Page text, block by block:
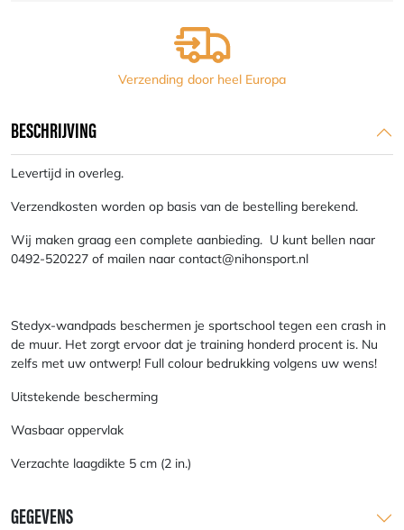
Verzending door heel Europa
BESCHRIJVING
Levertijd in overleg.
Verzendkosten worden op basis van de bestelling berekend.
Wij maken graag een complete aanbieding. U kunt bellen naar
0492-520227 of mailen naar contact@nihonsport.nl
Stedyx-wandpads beschermen je sportschool tegen een crash in
de muur. Het zorgt ervoor dat je training honderd procent is. Nu
zelfs met uw ontwerp! Full colour bedrukking volgens uw wens!
Uitstekende bescherming
Wasbaar oppervlak
Verzachte laagdikte 5 cm (2 in.)
GEGEVENS